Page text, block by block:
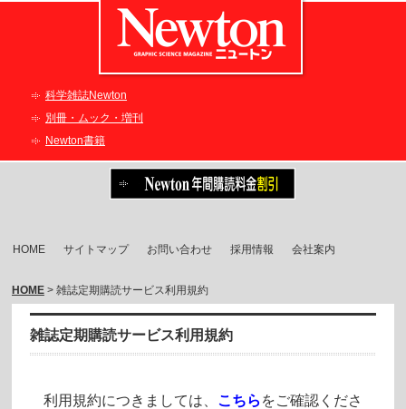
科学雑誌Newton
別冊・ムック・増刊
Newton書籍
HOME サイトマップ お問い合わせ 採用情報 会社案内
HOME> 雑誌定期購読サービス利用規約
雑誌定期購読サービス利用規約
利用規約につきましては、 こちら をご確認くださ